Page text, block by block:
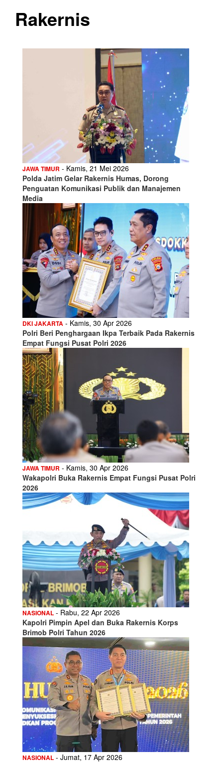
Rakernis
JAWA TIMUR - Kamis, 21 Mei 2026
Polda Jatim Gelar Rakernis Humas, Dorong
Penguatan Komunikasi Publik dan Manajemen
Media
DKI JAKARTA - Kamis, 30 Apr 2026
Polri Beri Penghargaan Ikpa Terbaik Pada Rakernis
Empat Fungsi Pusat Polri 2026
JAWA TIMUR - Kamis, 30 Apr 2026
Wakapolri Buka Rakernis Empat Fungsi Pusat Polri
2026
NASIONAL - Rabu, 22 Apr 2026
Kapolri Pimpin Apel dan Buka Rakernis Korps
Brimob Polri Tahun 2026
NASIONAL - Jumat, 17 Apr 2026